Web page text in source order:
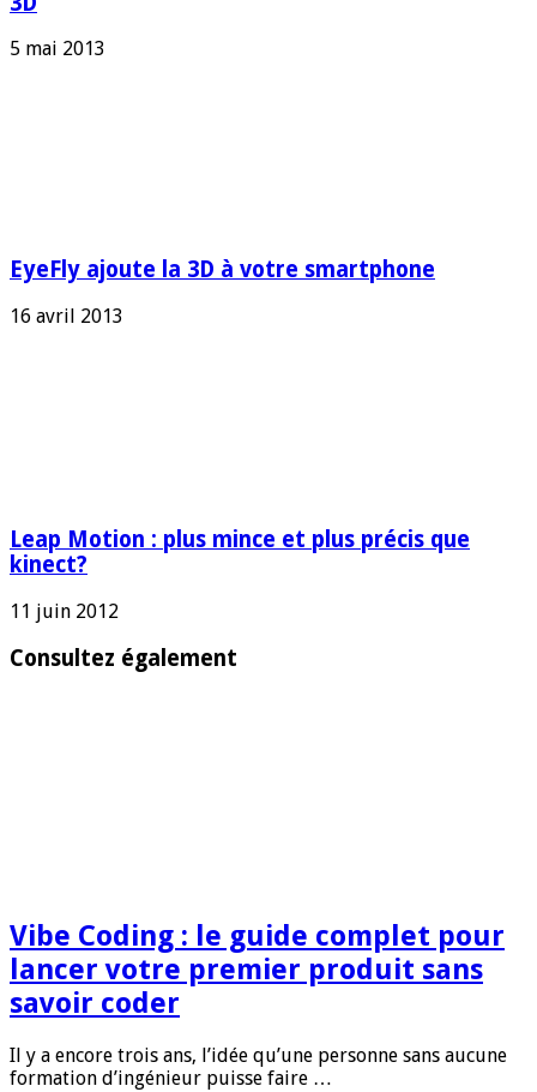
5 mai 2013
EyeFly ajoute la 3D à votre smartphone
16 avril 2013
Leap Motion : plus mince et plus précis que
kinect?
11 juin 2012
Consultez également
Vibe Coding : le guide complet pour
lancer votre premier produit sans
savoir coder
Il y a encore trois ans, l’idée qu’une personne sans aucune
formation d’ingénieur puisse faire …